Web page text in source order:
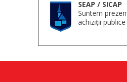
SEAP / SICAP
Suntem
achiziții publice